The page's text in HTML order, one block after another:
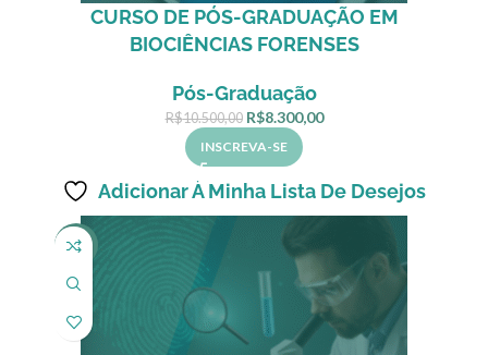
CURSO DE PÓS-GRADUAÇÃO EM
BIOCIÊNCIAS FORENSES
Pós-Graduação
R$10.500,00 R$8.300,00
INSCREVA-SE
Adicionar À Minha Lista De Desejos
-26%